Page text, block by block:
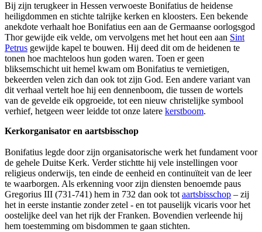
Bij zijn terugkeer in Hessen verwoeste Bonifatius de heidense
heiligdommen en stichte talrijke kerken en kloosters. Een bekende
anekdote verhaalt hoe Bonifatius een aan de Germaanse oorlogsgod
Thor gewijde eik velde, om vervolgens met het hout een aan Sint
Petrus gewijde kapel te bouwen. Hij deed dit om de heidenen te
tonen hoe machteloos hun goden waren. Toen er geen
bliksemschicht uit hemel kwam om Bonifatius te vernietigen,
bekeerden velen zich dan ook tot zijn God. Een andere variant van
dit verhaal vertelt hoe hij een dennenboom, die tussen de wortels
van de gevelde eik opgroeide, tot een nieuw christelijke symbool
verhief, hetgeen weer leidde tot onze latere kerstboom.
Kerkorganisator en aartsbisschop
Bonifatius legde door zijn organisatorische werk het fundament voor
de gehele Duitse Kerk. Verder stichtte hij vele instellingen voor
religieus onderwijs, ten einde de eenheid en continuïteit van de leer
te waarborgen. Als erkenning voor zijn diensten benoemde paus
Gregorius III (731-741) hem in 732 dan ook tot aartsbisschop – zij
het in eerste instantie zonder zetel - en tot pauselijk vicaris voor het
oostelijke deel van het rijk der Franken. Bovendien verleende hij
hem toestemming om bisdommen te gaan stichten.